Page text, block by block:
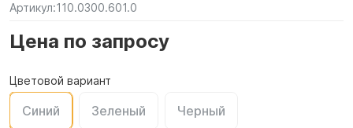
Артикул:110.0300.601.0
Цена по запросу
Цветовой вариант
Синий Зеленый Черный